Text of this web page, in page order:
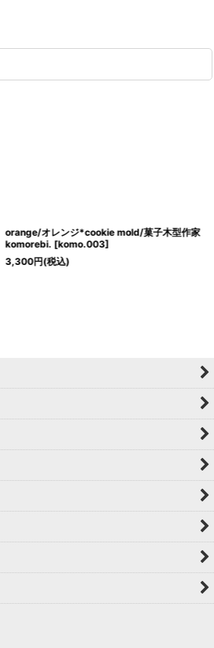
orange/オレンジ*cookie mold/菓子木型作家
komorebi. [komo.003]
3,300円(税込)